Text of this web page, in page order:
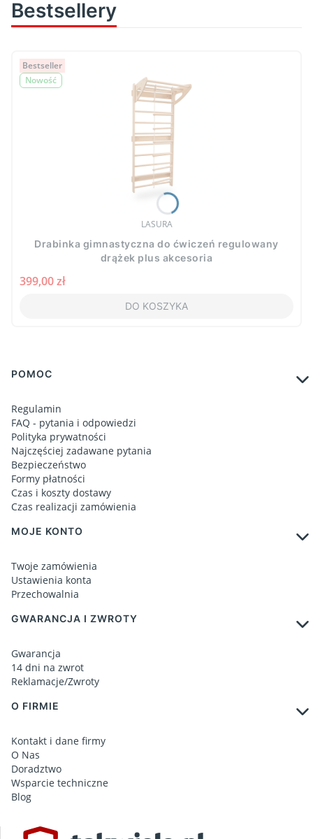
Bestsellery
Bestseller
Nowość
Drabinka gimnastyczna do ćwiczeń regulowany
drążek plus akcesoria
PRODUCENT
LASURA
Cena
399,00 zł
DO KOSZYKA
Linki w stopce
POMOC
Regulamin
FAQ - pytania i odpowiedzi
Polityka prywatności
Najczęściej zadawane pytania
Bezpieczeństwo
Formy płatności
Czas i koszty dostawy
Czas realizacji zamówienia
MOJE KONTO
Twoje zamówienia
Ustawienia konta
Przechowalnia
GWARANCJA I ZWROTY
Gwarancja
14 dni na zwrot
Reklamacje/Zwroty
O FIRMIE
Kontakt i dane firmy
O Nas
Doradztwo
Wsparcie techniczne
Blog